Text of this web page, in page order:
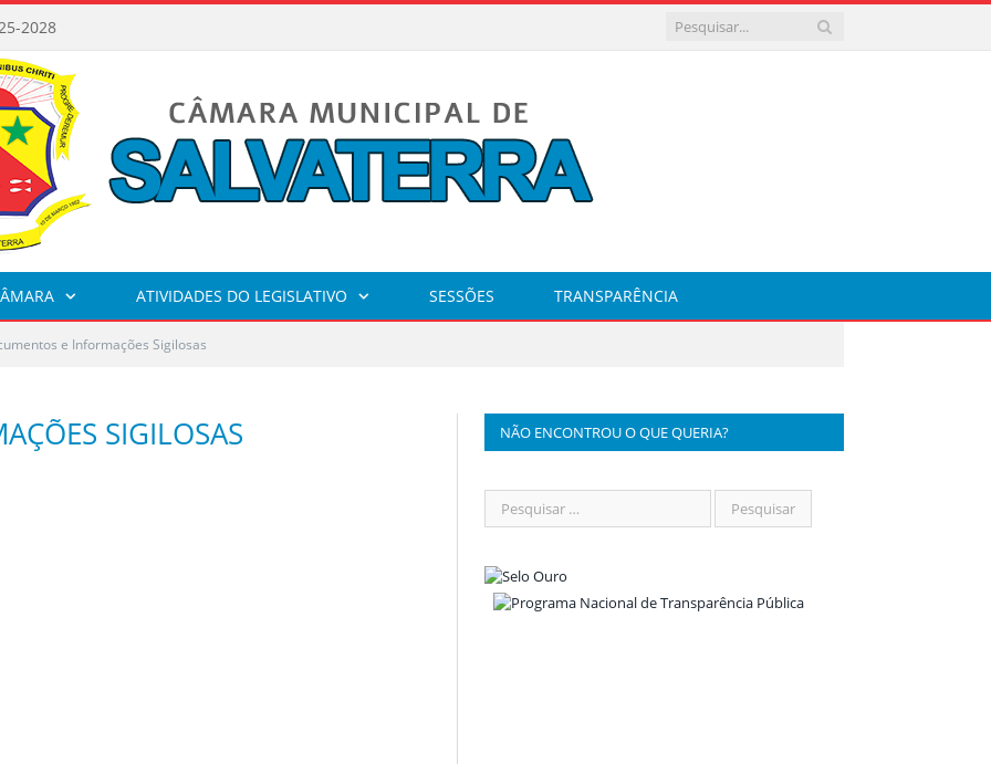
2028
ATIVIDADES DO LEGISLATIVO SESSÕES TRANSPARÊNCIA
e Informações Sigilosas
SIGILOSAS NÃO ENCONTROU O QUE QUERIA?